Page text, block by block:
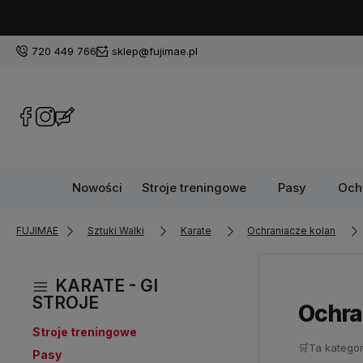
720 449 766 sklep@fujimae.pl
Nowości Stroje treningowe Pasy
FUJIMAE Sztuki Walki Karate Ochraniacze kolan
KARATE - GI
STROJE
Stroje treningowe
Pasy
🛒Ta